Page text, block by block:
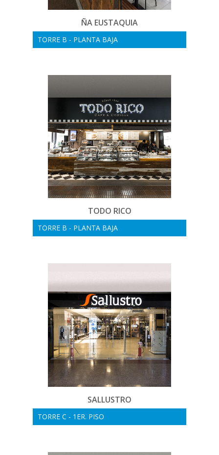
ÑA EUSTAQUIA
TORRE B - PLANTA BAJA
TODO RICO
TORRE B - PLANTA BAJA
SALLUSTRO
TORRE C - 1ER. PISO